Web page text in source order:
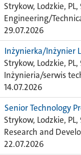
Strykow, Lodzkie,
Engineering/
29.07.2026
Inżynierka/Inżynier
Strykow, Lodzkie,
Inżynieria/serwis
14.07.2026
Senior Technology
Strykow, Lodzkie,
Research and
22.07.2026